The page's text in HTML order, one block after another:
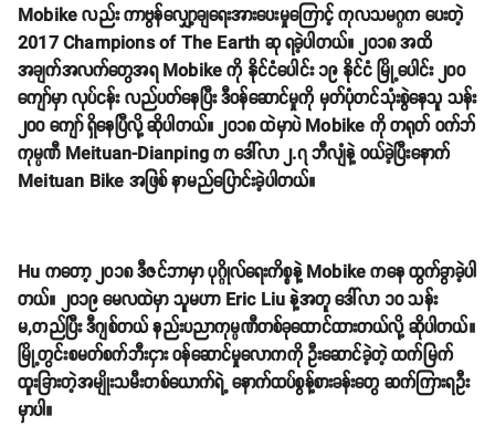
Mobike လည်း ကာဗွန်လျှော့ချရေးအားပေးမှုကြောင့် ကုလသမဂ္ဂက ပေးတဲ့
2017 Champions of The Earth ဆု ရခဲ့ပါတယ်။ ၂၀၁၈ အထိ
အချက်အလက်တွေအရ Mobike ကို နိုင်ငံပေါင်း ၁၉ နိုင်ငံ မြို့ပေါင်း ၂၀၀
ကျော်မှာ လုပ်ငန်း လည်ပတ်နေပြီး ဒီဝန်ဆောင်မှုကို မှတ်ပုံတင်သုံးစွဲနေသူ သန်း
၂၀၀ ကျော် ရှိနေပြီလို့ ဆိုပါတယ်။ ၂၀၁၈ ထဲမှာပဲ Mobike ကို တရုတ် ဝက်ဘ်
ကုမ္ပဏီ Meituan-Dianping က ဒေါ်လာ ၂.၇ ဘီလျံနဲ့ ဝယ်ခဲ့ပြီးနောက်
Meituan Bike အဖြစ် နာမည်ပြောင်းခဲ့ပါတယ်။
Hu ကတော့ ၂၀၁၈ ဒီဇင်ဘာမှာ ပုဂ္ဂိုလ်ရေးကိစ္စနဲ့ Mobike ကနေ ထွက်ခွာခဲ့ပါ
တယ်။ ၂၀၁၉ မေလထဲမှာ သူမဟာ Eric Liu နဲ့အတူ ဒေါ်လာ ၁၀ သန်း
မ,တည်ပြီး ဒီဂျစ်တယ် နည်းပညာကုမ္ပဏီတစ်ခုထောင်ထားတယ်လို့ ဆိုပါတယ်။
မြို့တွင်းစမတ်စက်ဘီးငှား ဝန်ဆောင်မှုလောကကို ဦးဆောင်ခဲ့တဲ့ ထက်မြက်
ထူးခြားတဲ့အမျိုးသမီးတစ်ယောက်ရဲ့ နောက်ထပ်စွန့်စားခန်းတွေ ဆက်ကြားရဦး
မှာပါ။